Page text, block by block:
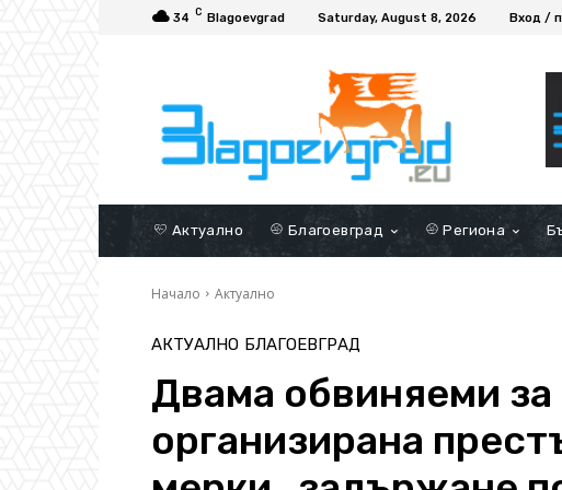
34 C Blagoevgrad Saturday, August 8, 2026 Вход /
Актуално Благоевград Региона
Начало Актуално
АКТУАЛНО БЛАГОЕВГРАД
Двама обвиняеми за
организирана